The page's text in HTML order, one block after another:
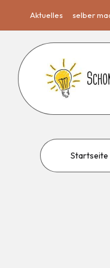
Aktuelles selber
Startseite